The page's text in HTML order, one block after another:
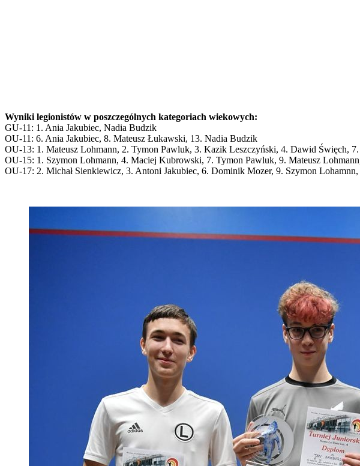
Wyniki legionistów w poszczególnych kategoriach wiekowych:
GU-11: 1. Ania Jakubiec, Nadia Budzik
OU-11: 6. Ania Jakubiec, 8. Mateusz Łukawski, 13. Nadia Budzik
OU-13: 1. Mateusz Lohmann, 2. Tymon Pawluk, 3. Kazik Leszczyński, 4. Dawid Święch,
OU-15: 1. Szymon Lohmann, 4. Maciej Kubrowski, 7. Tymon Pawluk, 9. Mateusz
OU-17: 2. Michał Sienkiewicz, 3. Antoni Jakubiec, 6. Dominik Mozer, 9. Szymon